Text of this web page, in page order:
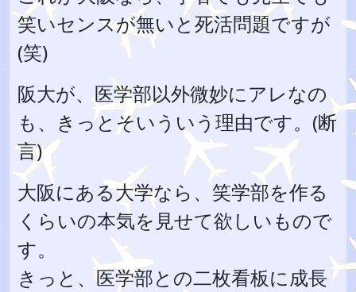
笑いセンスが無いと死活問題ですが
(笑)
阪大が、医学部以外微妙にアレなの
も、きっとそいういう理由です。(断
言)
大阪にある大学なら、笑学部を作る
くらいの本気を見せて欲しいもので
す。
きっと、医学部との二枚看板に成長